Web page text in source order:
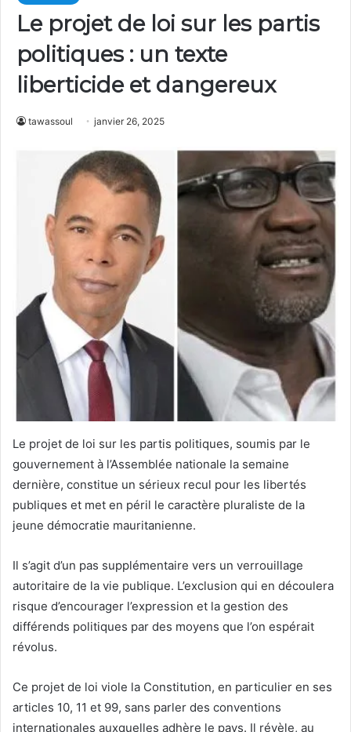
Le projet de loi sur les partis
politiques : un texte
liberticide et dangereux
tawassoul janvier 26, 2025
Le projet de loi sur les partis politiques, soumis par le
gouvernement à l’Assemblée nationale la semaine
dernière, constitue un sérieux recul pour les libertés
publiques et met en péril le caractère pluraliste de la
jeune démocratie mauritanienne.
Il s’agit d’un pas supplémentaire vers un verrouillage
autoritaire de la vie publique. L’exclusion qui en découlera
risque d’encourager l’expression et la gestion des
différends politiques par des moyens que l’on espérait
révolus.
Ce projet de loi viole la Constitution, en particulier en ses
articles 10, 11 et 99, sans parler des conventions
internationales auxquelles adhère le pays. Il révèle, au